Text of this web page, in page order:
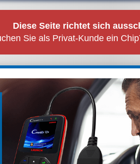
Diese Seite richtet sich
Sie als Privat-Kunde ein